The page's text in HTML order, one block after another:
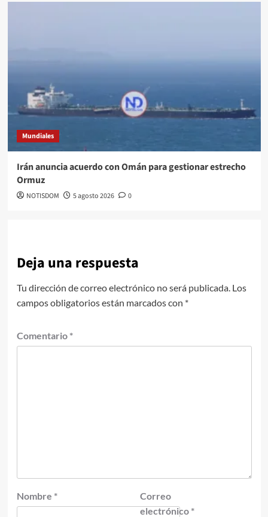
Mundiales
Irán anuncia acuerdo con Omán para gestionar estrecho
Ormuz
NOTISDOM 5 agosto 2026 0
Deja una respuesta
Tu dirección de correo electrónico no será publicada. Los
campos obligatorios están marcados con *
Comentario *
Nombre *
Correo
electrónico *